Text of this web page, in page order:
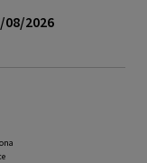
08/2026